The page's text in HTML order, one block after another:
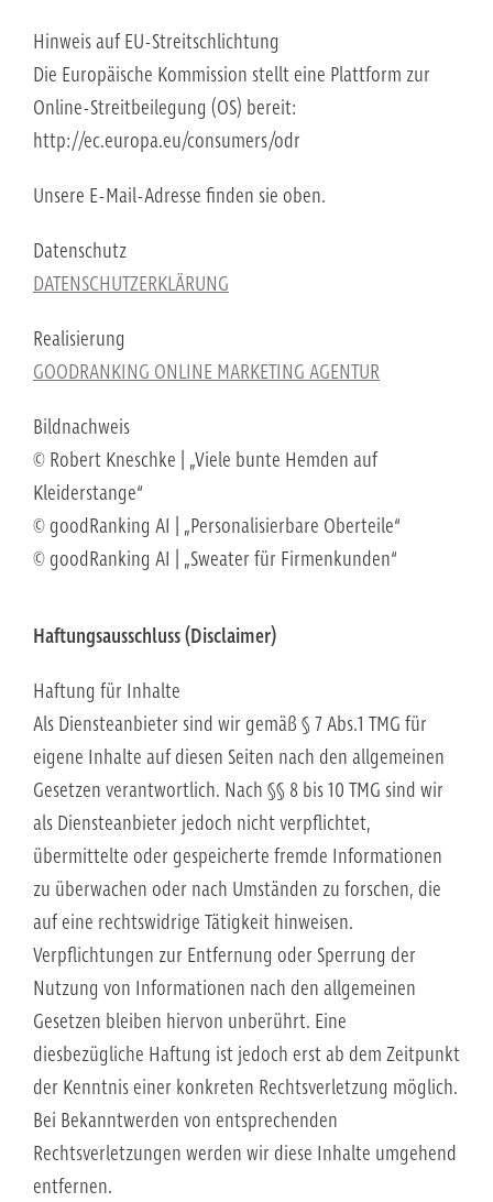
Hinweis auf EU-Streitschlichtung
Die Europäische Kommission stellt eine Plattform zur
Online-Streitbeilegung (OS) bereit:
http://ec.europa.eu/consumers/odr
Unsere E-Mail-Adresse finden sie oben.
Datenschutz
DATENSCHUTZERKLÄRUNG
Realisierung
GOODRANKING ONLINE MARKETING AGENTUR
Bildnachweis
© Robert Kneschke | „Viele bunte Hemden auf
Kleiderstange“
© goodRanking AI | „Personalisierbare Oberteile“
© goodRanking AI | „Sweater für Firmenkunden“
Haftungsausschluss (Disclaimer)
Haftung für Inhalte
Als Diensteanbieter sind wir gemäß § 7 Abs.1 TMG für
eigene Inhalte auf diesen Seiten nach den allgemeinen
Gesetzen verantwortlich. Nach §§ 8 bis 10 TMG sind wir
als Diensteanbieter jedoch nicht verpflichtet,
übermittelte oder gespeicherte fremde Informationen
zu überwachen oder nach Umständen zu forschen, die
auf eine rechtswidrige Tätigkeit hinweisen.
Verpflichtungen zur Entfernung oder Sperrung der
Nutzung von Informationen nach den allgemeinen
Gesetzen bleiben hiervon unberührt. Eine
diesbezügliche Haftung ist jedoch erst ab dem Zeitpunkt
der Kenntnis einer konkreten Rechtsverletzung möglich.
Bei Bekanntwerden von entsprechenden
Rechtsverletzungen werden wir diese Inhalte umgehend
entfernen.